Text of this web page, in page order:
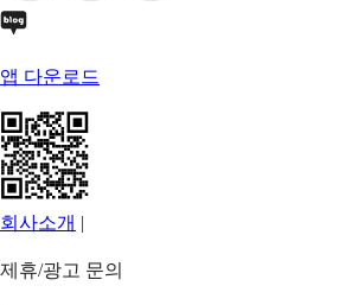
앱 다운로드
회사소개 |
제휴/광고 문의